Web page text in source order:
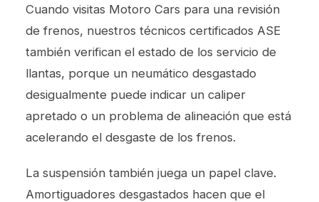
Cuando visitas Motoro Cars para una revisión
de frenos, nuestros técnicos certificados ASE
también verifican el estado de los servicio de
llantas, porque un neumático desgastado
desigualmente puede indicar un caliper
apretado o un problema de alineación que está
acelerando el desgaste de los frenos.
La suspensión también juega un papel clave.
Amortiguadores desgastados hacen que el